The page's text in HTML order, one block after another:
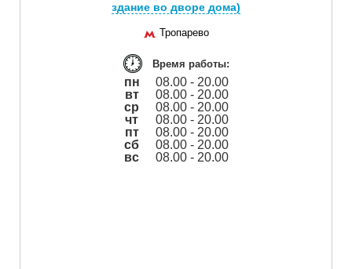
здание во дворе дома)
Тропарево
Время работы:
пн
08.00 - 20.00
вт
08.00 - 20.00
ср
08.00 - 20.00
чт
08.00 - 20.00
пт
08.00 - 20.00
сб
08.00 - 20.00
вс
08.00 - 20.00